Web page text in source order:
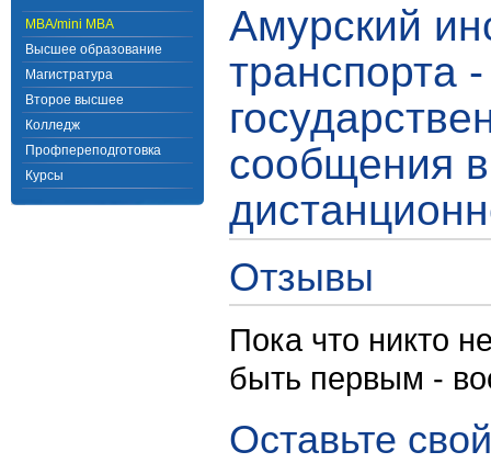
MBA/mini MBA
Высшее образование
Магистратура
Второе высшее
Колледж
Профпереподготовка
Курсы
Амурский
транспорта
сообщения
Отзывы
Пока что никто
быть первым -
Оставьте